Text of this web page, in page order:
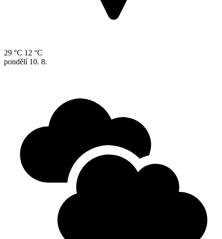
29 °C 12 °C
pondělí 10. 8.